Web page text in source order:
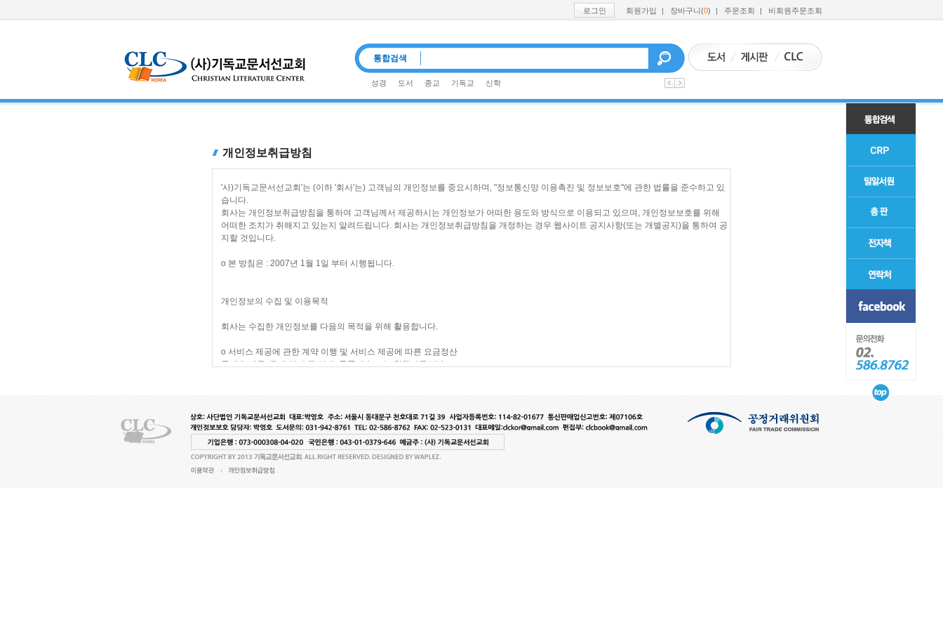
로그인 회원가입 | 장바구니(0) | 주문조회 | 비회원주문조회
통합검색
성경 도서 종교 기독교
신학
개인정보취급방침